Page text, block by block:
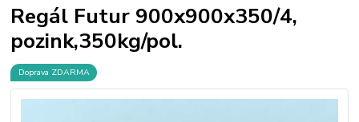
Regál Futur 900x900x350/4,
pozink,350kg/pol.
Doprava ZDARMA